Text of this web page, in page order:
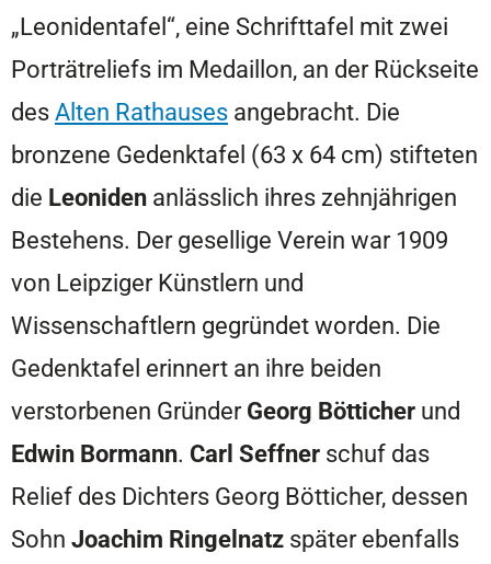
„Leonidentafel“, eine Schrifttafel mit zwei
Porträtreliefs im Medaillon, an der Rückseite
desAlten Rathauses angebracht. Die
bronzene Gedenktafel (63 x 64 cm) stifteten
die Leoniden anlässlich ihres zehnjährigen
Bestehens. Der gesellige Verein war 1909
von Leipziger Künstlern und
Wissenschaftlern gegründet worden. Die
Gedenktafel erinnert an ihre beiden
verstorbenen GründerGeorg Bötticher und
Edwin Bormann. Carl Seffner schuf das
Relief des Dichters Georg Bötticher, dessen
Sohn Joachim Ringelnatz später ebenfalls